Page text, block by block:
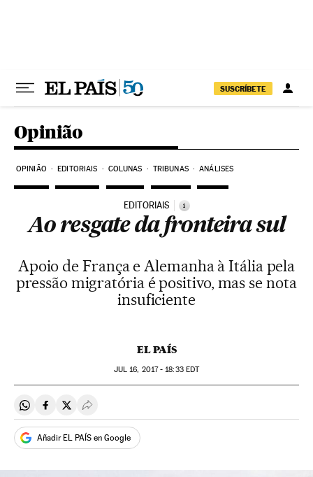
SUSCRÍBETE
Opinião
OPINIÃO EDITORIAIS COLUNAS TRIBUNAS ANÁLISES
EDITORIAIS i
Ao resgate da fronteira sul
Apoio de França e Alemanha à Itália pela
pressão migratória é positivo, mas se nota
insuficiente
EL PAÍS
JUL 16, 2017 - 18:33EDT
Compartir en Whatsapp
Compartir en Facebook
Compartir en Twitter
Desplegar Redes Sociales
Añadir EL PAÍS en Google